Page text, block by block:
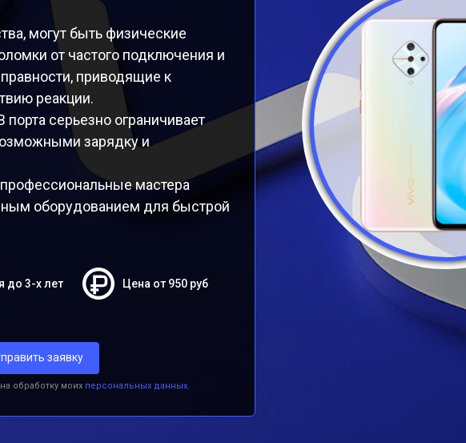
могут быть физические
от частого подключения и
приводящие к
реакции.
серьезно ограничивает
зарядку и
мастера
оборудованием для быстрой
до 3-х лет Цена от 950 руб
заявку
обработку моих персональных данных.